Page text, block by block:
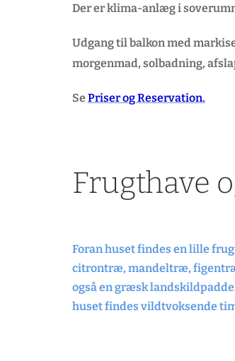
Der er klima-anlæg i
Udgang til balkon med
morgenmad, solbadning,
Se Priser og Reservation.
Frugthave
Foran huset findes en lille
citrontræ, mandeltræ,
også en græsk
huset findes vildtvoksende